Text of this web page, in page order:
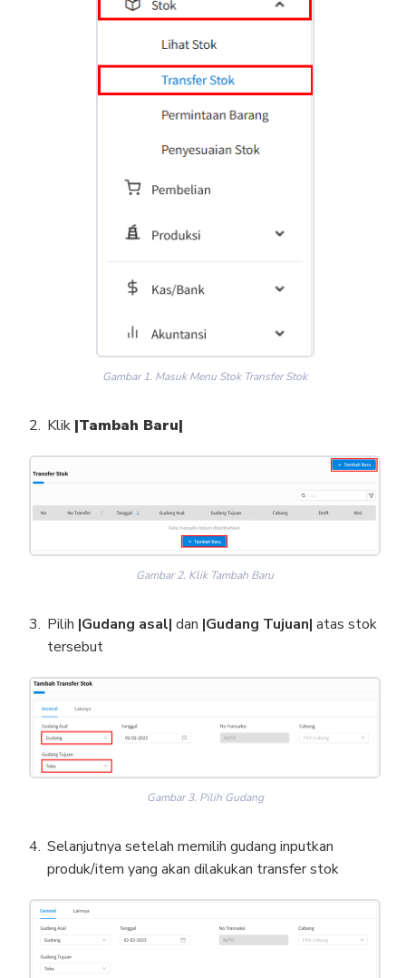
Gambar 1. Masuk Menu Stok Transfer Stok
Klik |Tambah Baru|
Gambar 2. Klik Tambah Baru
Pilih |Gudang asal| dan |Gudang Tujuan| atas stok
tersebut
Gambar 3. Pilih Gudang
Selanjutnya setelah memilih gudang inputkan
produk/item yang akan dilakukan transfer stok